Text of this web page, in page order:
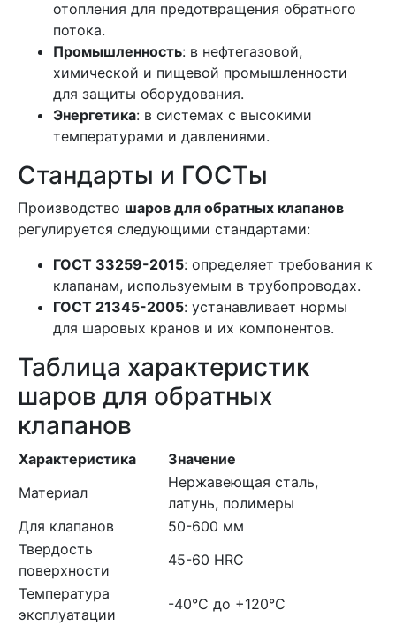
отопления для предотвращения обратного
потока.
Промышленность: в нефтегазовой,
химической и пищевой промышленности
для защиты оборудования.
Энергетика: в системах с высокими
температурами и давлениями.
Стандарты и ГОСТы
Производство шаров для обратных клапанов
регулируется следующими стандартами:
ГОСТ 33259-2015: определяет требования к
клапанам, используемым в трубопроводах.
ГОСТ 21345-2005: устанавливает нормы
для шаровых кранов и их компонентов.
Таблица характеристик
шаров для обратных
клапанов
Характеристика
Значение
Материал
Нержавеющая сталь,
латунь, полимеры
Для клапанов
50-600 мм
Твердость
поверхности
45-60 HRC
Температура
эксплуатации
-40°C до +120°C